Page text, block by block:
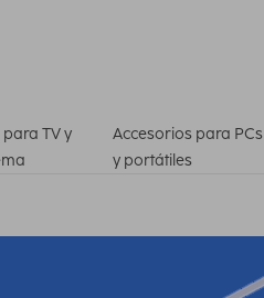
TV y
Accesorios para PCs
y portátiles